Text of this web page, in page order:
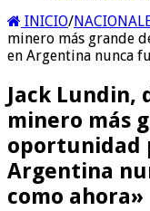
INICIO/
minero más grande
en Argentina nunca
Jack Lundin,
minero más
oportunidad
Argentina
como ahora»